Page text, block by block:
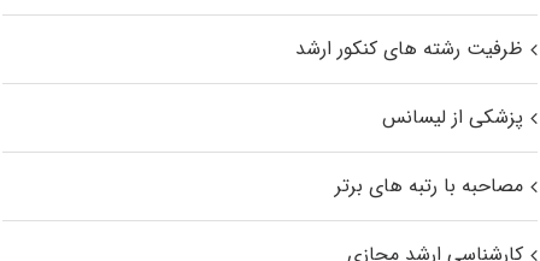
ظرفیت رشته های کنکور ارشد
پزشکی از لیسانس
مصاحبه با رتبه های برتر
کارشناسی ارشد مجازی